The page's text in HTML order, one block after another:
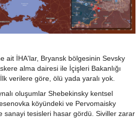
ait İHA'lar, Bryansk bölgesinin Sevsky
alma dairesi ile İçişleri Bakanlığı
verilere göre, ölü yada yaralı yok.
oluşumlar Shebekinsky kentsel
köyündeki ve Pervomaisky
sanayi tesisleri hasar gördü. Siviller zarar